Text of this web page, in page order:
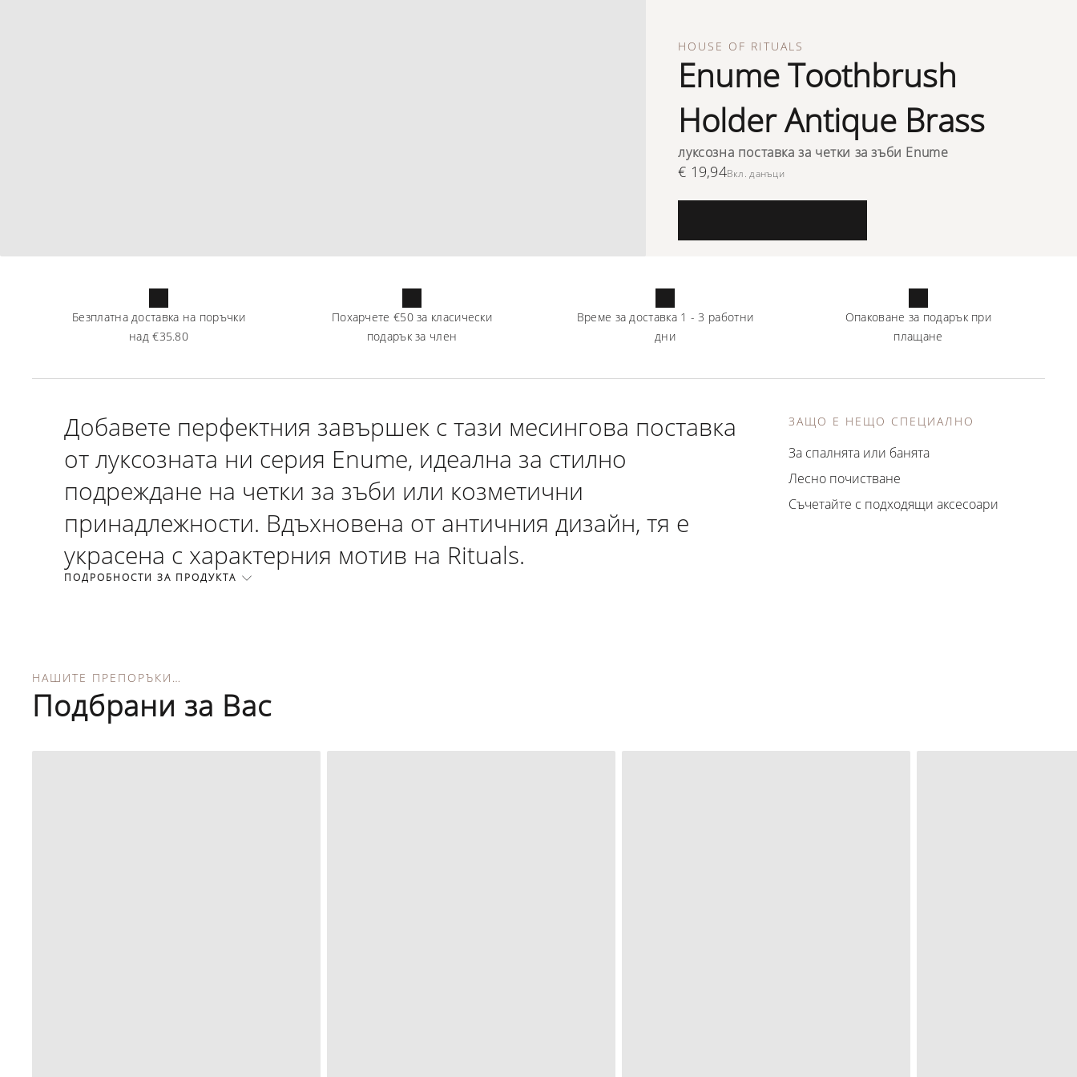
HOUSE OF RITUALS
Enume Toothbrush
Holder Antique Brass
луксозна поставка за четки за зъби Enume
€ 19,94Вкл. данъци
Безплатна доставка на поръчки
над €35.80
Похарчете €50 за класически
подарък за член
Време за доставка 1 - 3 работни
дни
Опаковане за подарък при
плащане
Добавете перфектния завършек с тази месингова поставка
от луксозната ни серия Enume, идеална за стилно
подреждане на четки за зъби или козметични
принадлежности. Вдъхновена от античния дизайн, тя е
украсена с характерния мотив на Rituals.
ПОДРОБНОСТИ ЗА ПРОДУКТА
ЗАЩО Е НЕЩО СПЕЦИАЛНО
За спалнята или банята
Лесно почистване
Съчетайте с подходящи аксесоари
НАШИТЕ ПРЕПОРЪКИ…
Подбрани за Вас